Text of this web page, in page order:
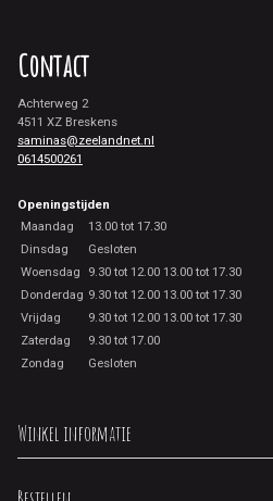
Contact
Achterweg 2
4511 XZ Breskens
saminas@zeelandnet.nl
0614500261
Openingstijden
Maandag
13.00 tot 17.30
Dinsdag
Gesloten
Woensdag
9.30 tot 12.00 13.00 tot 17.30
Donderdag 9.30 tot 12.00 13.00 tot 17.30
Vrijdag
9.30 tot 12.00 13.00 tot 17.30
Zaterdag
9.30 tot 17.00
Zondag
Gesloten
Winkel informatie